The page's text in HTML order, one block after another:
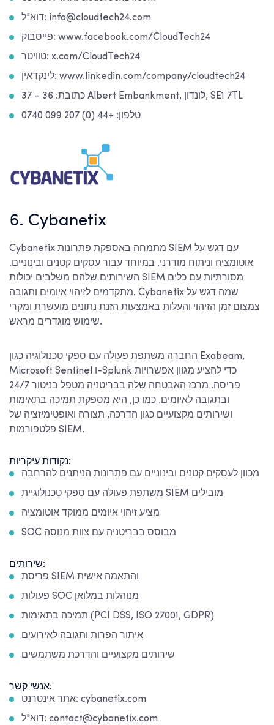
דוא"ל: info@cloudtech24.com
פייסבוק: www.facebook.com/CloudTech24
טוויטר: x.com/CloudTech24
לינקדאין: www.linkedin.com/company/cloudtech24
כתובת: 36 – 37 Albert Embankment, לונדון, SE1 7TL
טלפון: +44 (0) 207 099 0740
6. Cybanetix
Cybanetix מתמחה באספקת פתרונות SIEM עם דגש על
אוטומציה וניתוח מודרני, במיוחד עבור עסקים קטנים ובינוניים.
השירותים שלהם משלבים יכולות SIEM מסורתיות עם כלים
מתקדמים לזיהוי איומים ותגובה. Cybanetix שמה דגש על
צמצום זמן הזיהוי והעלות באמצעות הזנת נתונים מועשרת ומקרי
שימוש מוגדרים מראש.
החברה משתפת פעולה עם ספקי טכנולוגיה כגון Exabeam,
Microsoft Sentinel ו-Splunk כדי להציע מגוון אפשרויות
פריסה. מרכז האבטחה שלה בבריטניה מטפל בניטור 24/7
ובתגובה לאיומים. כמו כן, היא מספקת תמיכה בתאימות
ושירותים מקצועיים כגון הדרכה, תצורה ואופטימיזציה של
פלטפורמות SIEM.
נקודות עיקריות:
מכוון לעסקים קטנים ובינוניים עם פתרונות הניתנים להרחבה
משתפת פעולה עם ספקי טכנולוגיית SIEM מובילים
מציע זיהוי איומים ממוקד אוטומציה
SOC מבוסס בבריטניה עם צוות מנוסה
שירותים:
פריסת SIEM והתאמה אישית
פעולות SOC מנוהלות במלואן
תמיכה בתאימות (PCI DSS, ISO 27001, GDPR)
איתור הפרות ותגובה לאירועים
שירותים מקצועיים והדרכת משתמשים
אנשי קשר:
אתר אינטרנט: cybanetix.com
דוא"ל: contact@cybanetix.com